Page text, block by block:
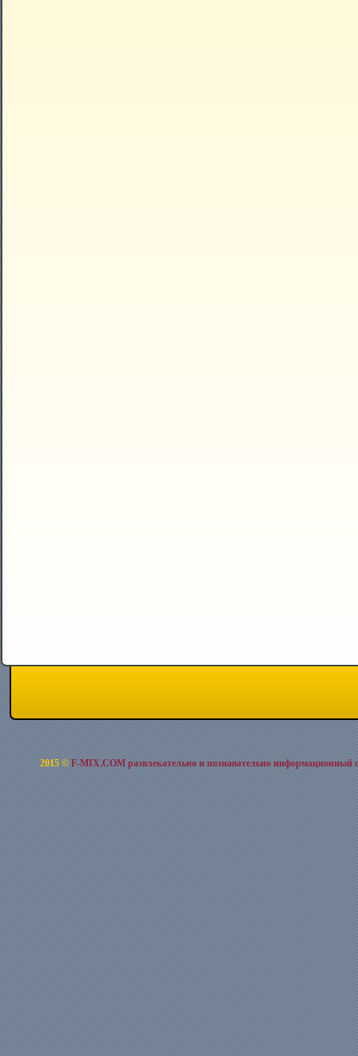
2015 ©F-MIX.COM развлекательно и познавательно информационный